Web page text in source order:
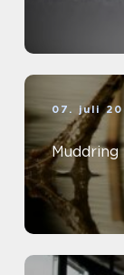
07. juli
Muddring